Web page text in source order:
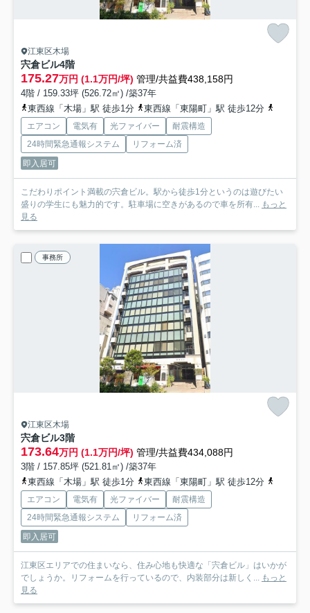
江東区木場
宍倉ビル4階
175.27万円 (1.1万円/坪) 管理/共益費438,158円
4階 / 159.33坪 (526.72㎡) /築37年
東西線「木場」駅 徒歩1分
東西線「東陽町」駅 徒歩12分
エアコン 電気有 光ファイバー
耐震構造
24時間緊急通報システム
リフォーム済
即入居可
こだわりポイント満載の宍倉ビル。駅から徒歩1分というのは遊びたい
盛りの学生にも魅力的です。駐車場に空きがあるので車を所有... もっと
見る
事務所
江東区木場
宍倉ビル3階
173.64万円 (1.1万円/坪) 管理/共益費434,088円
3階 / 157.85坪 (521.81㎡) /築37年
東西線「木場」駅 徒歩1分
東西線「東陽町」駅 徒歩12分
エアコン 電気有 光ファイバー
耐震構造
24時間緊急通報システム
リフォーム済
即入居可
江東区エリアでの住まいなら、住み心地も快適な「宍倉ビル」はいかが
でしょうか。リフォームを行っているので、内装部分は新しく... もっと
見る